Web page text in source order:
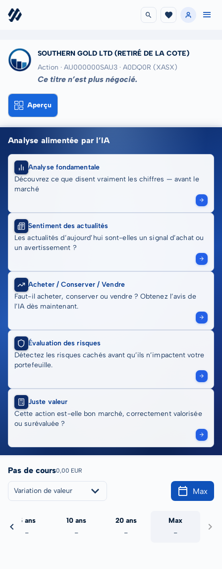
SOUTHERN GOLD LTD (RETIRÉ DE LA COTE)
Action · AU000000SAU3 · A0DQ0R (XASX)
Ce titre n’est plus négocié.
Aperçu
Analyse alimentée par l’IA
Analyse fondamentale
Découvrez ce que disent vraiment les chiffres — avant le
marché
Sentiment des actualités
Les actualités d’aujourd’hui sont-elles un signal d’achat ou
un avertissement ?
Acheter / Conserver / Vendre
Faut-il acheter, conserver ou vendre ? Obtenez l’avis de
l’IA dès maintenant.
Évaluation des risques
Détectez les risques cachés avant qu’ils n’impactent votre
portefeuille.
Juste valeur
Cette action est-elle bon marché, correctement valorisée
ou surévaluée ?
Pas de cours0,00 EUR
Variation de valeur Max
5 ans
-
10 ans
-
20 ans
-
Max
-